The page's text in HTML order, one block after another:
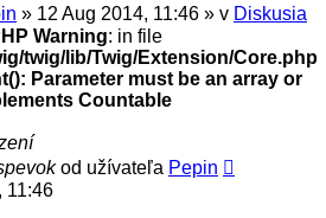
» 12 Aug 2014, 11:46 » v Diskusia
Warning: in file
twig/lib/Twig/Extension/Core.php
Parameter must be an array or
Countable
od užívateľa Pepin
11:46